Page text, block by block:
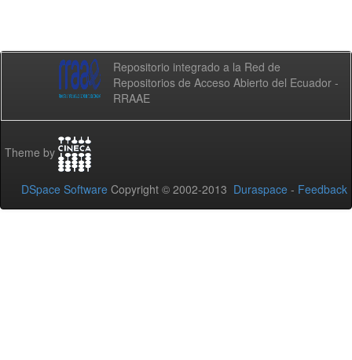
Repositorio integrado a la Red de
Repositorios de Acceso Abierto del Ecuador -
RRAAE
Theme by
DSpace Software Copyright © 2002-2013 Duraspace - Feedback